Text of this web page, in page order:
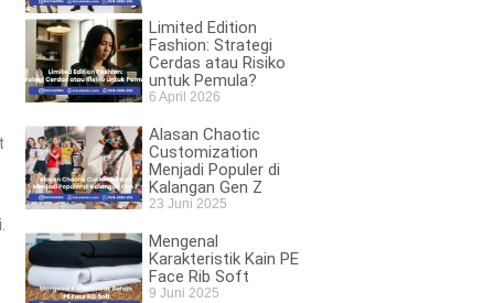
Limited Edition
Fashion: Strategi
Cerdas atau Risiko
untuk Pemula?
6 April 2026
Alasan Chaotic
Customization
Menjadi Populer di
Kalangan Gen Z
23 Juni 2025
Mengenal
Karakteristik Kain PE
Face Rib Soft
9 Juni 2025